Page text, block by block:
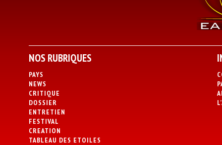
NOS RUBRIQUES
PAYS
NEWS
CRITIQUE
DOSSIER
ENTRETIEN
FESTIVAL
CREATION
TABLEAU DES ETOILES